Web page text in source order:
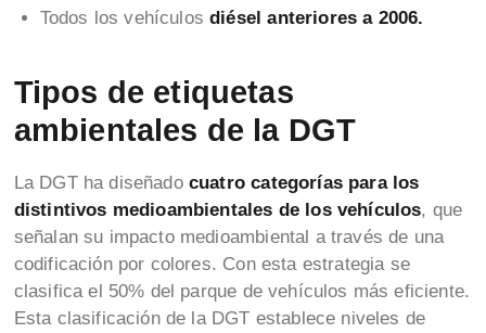
Todos los vehículosdiésel anteriores a 2006.
Tipos de etiquetas
ambientales de la DGT
La DGT ha diseñado cuatro categorías para los
distintivos medioambientales de los vehículos, que
señalan su impacto medioambiental a través de una
codificación por colores. Con esta estrategia se
clasifica el 50% del parque de vehículos más eficiente.
Esta clasificación de la DGT establece niveles de